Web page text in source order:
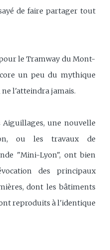
de faire partager tout
le Tramway du Mont-
un peu du mythique
l'atteindra jamais.
Aiguillages, une nouvelle
ou les travaux de
"Mini-Lyon", ont bien
des principaux
dont les bâtiments
reproduits à l'identique